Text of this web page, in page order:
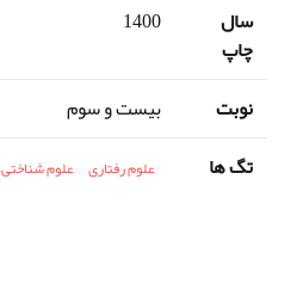
سال
چاپ
1400
نوبت
بیست و سوم
تگ ها
علوم رفتاری علوم شناختی